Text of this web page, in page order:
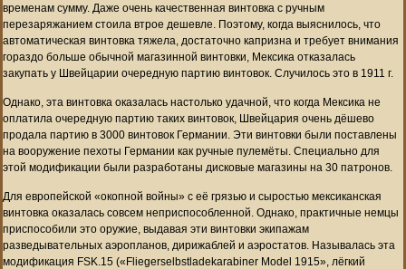
временам сумму. Даже очень качественная винтовка с ручным
перезаряжанием стоила втрое дешевле. Поэтому, когда выяснилось, что
автоматическая винтовка тяжела, достаточно капризна и требует внимания
гораздо больше обычной магазинной винтовки, Мексика отказалась
закупать у Швейцарии очередную партию винтовок. Случилось это в 1911 г.
Однако, эта винтовка оказалась настолько удачной, что когда Мексика не
оплатила очередную партию таких винтовок, Швейцария очень дёшево
продала партию в 3000 винтовок Германии. Эти винтовки были поставлены
на вооружение пехоты Германии как ручные пулемёты. Специально для
этой модификации были разработаны дисковые магазины на 30 патронов.
Для европейской «окопной войны» с её грязью и сыростью мексиканская
винтовка оказалась совсем неприспособленной. Однако, практичные немцы
приспособили это оружие, выдавая эти винтовки экипажам
разведывательных аэропланов, дирижаблей и аэростатов. Называлась эта
модификация FSK.15 («Fliegerselbstladekarabiner Model 1915», лёгкий